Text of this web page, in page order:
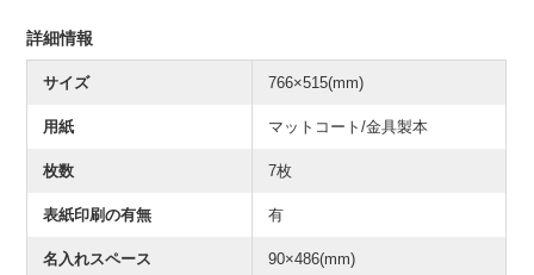
詳細情報
サイズ 766×515(mm)
用紙 マットコート/金具製本
枚数 7枚
表紙印刷の有無 有
名入れスペース 90×486(mm)